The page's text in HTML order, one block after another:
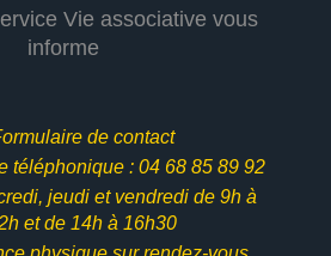
Vie associative vous
informe
de contact
téléphonique : 04 68 85 89 92
jeudi et vendredi de 9h à
etde 14h à 16h30